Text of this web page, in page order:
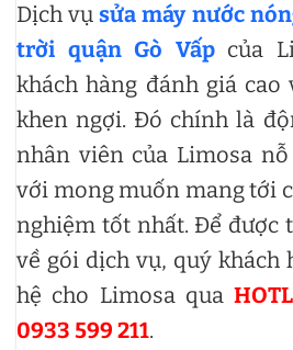
Dịch vụsửa máy nước
trời quận Gò Vấpcủa
khách hàng đánh giá
khen ngợi. Đó chính là
nhân viên của Limosa
với mong muốn mang tới
nghiệm tốt nhất. Để được
về gói dịch vụ, quý khách
hệ cho Limosa qua
0933 599 211.